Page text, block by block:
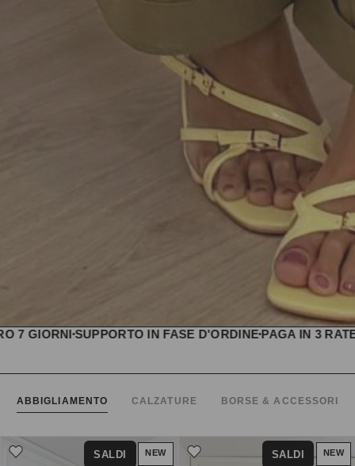
SUPPORTO IN FASE D'ORDINEPAGA IN 3 RATE CON
ABBIGLIAMENTO CALZATURE BORSE & ACCESSORI
NEW
SALDI NEW
SALDI